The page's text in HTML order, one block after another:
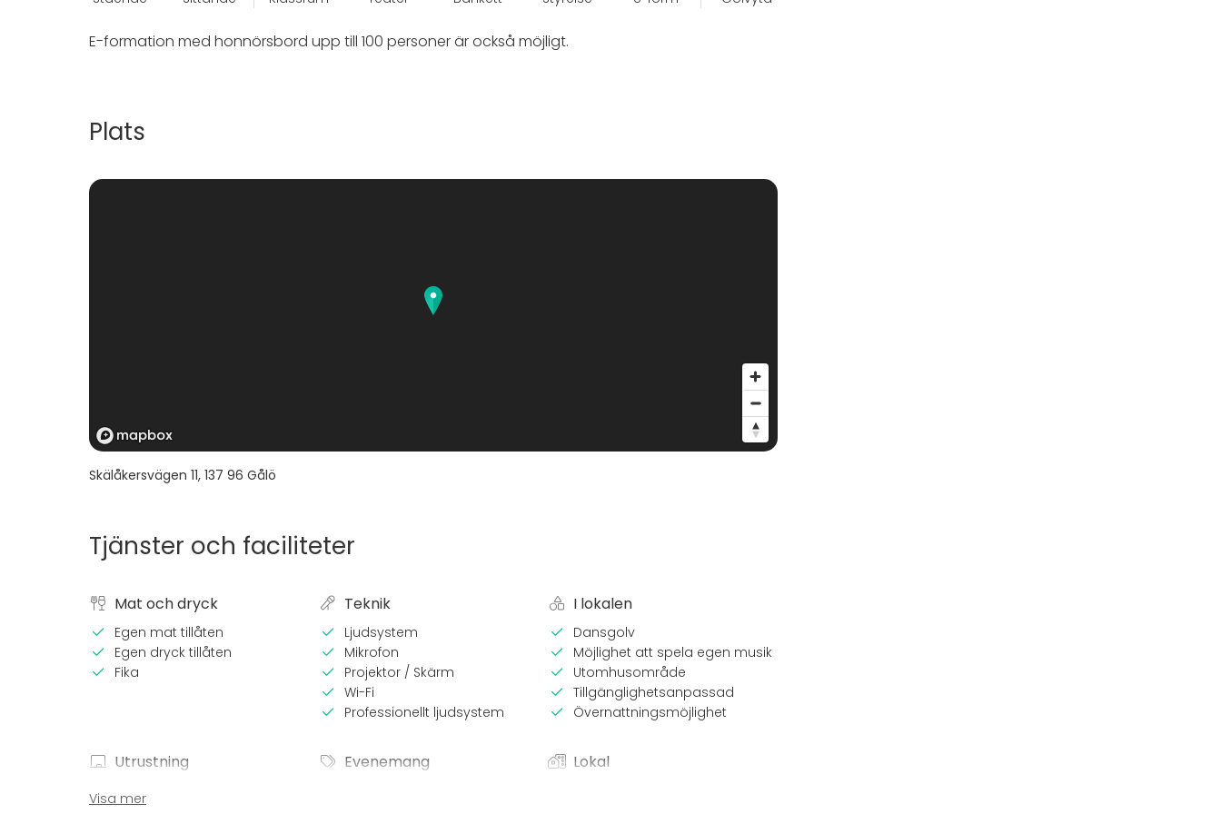
E-formation med honnörsbord upp till 100 personer är också möjligt.
Plats
Skälåkersvägen 11, 137 96 Gålö
Tjänster och faciliteter
Mat och dryck
Egen mat tillåten
Egen dryck tillåten
Fika
Teknik
Ljudsystem
Mikrofon
Projektor / Skärm
Wi-Fi
Professionellt ljudsystem
I lokalen
Dansgolv
Möjlighet att spela egen musik
Utomhusområde
Tillgänglighetsanpassad
Övernattningsmöjlighet
Utrustning Evenemang Lokal
Visa mer